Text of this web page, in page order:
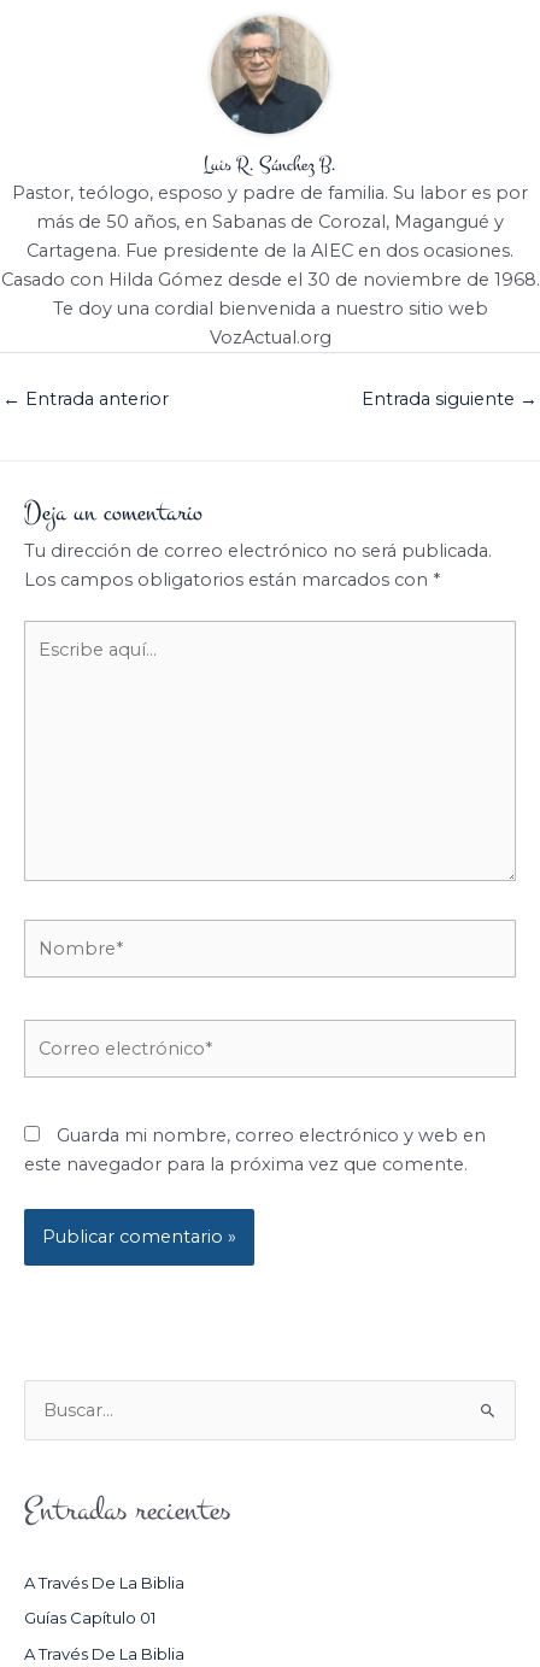
Luis R. Sánchez B.
Pastor, teólogo, esposo y padre de familia. Su labor es por
más de 50 años, en Sabanas de Corozal, Magangué y
Cartagena. Fue presidente de la AIEC en dos ocasiones.
Casado con Hilda Gómez desde el 30 de noviembre de 1968.
Te doy una cordial bienvenida a nuestro sitio web
VozActual.org
← Entrada anterior Entrada siguiente →
Deja un comentario
Tu dirección de correo electrónico no será publicada.
Los campos obligatorios están marcados con *
aquí...
Guarda mi nombre, correo electrónico y web en
este navegador para la próxima vez que comente.
U
C
Entradas recientes
A Través De La Biblia
Guías Capítulo 01
A Través De La Biblia